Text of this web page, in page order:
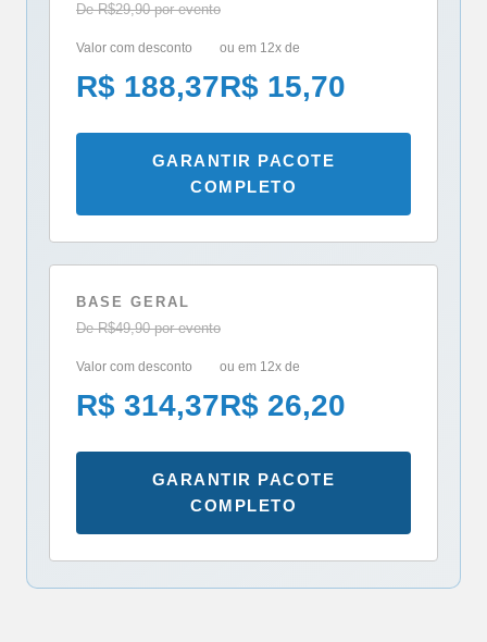
De R$29,90 por evento
Valor com desconto
R$ 188,37
ou em 12x de
R$ 15,70
GARANTIR PACOTE
COMPLETO
BASE GERAL
De R$49,90 por evento
Valor com desconto
R$ 314,37
ou em 12x de
R$ 26,20
GARANTIR PACOTE
COMPLETO